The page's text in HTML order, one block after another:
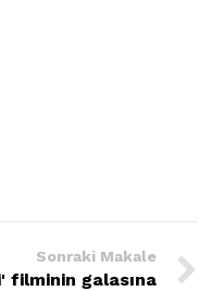
Sonraki Makale
filminin galasına